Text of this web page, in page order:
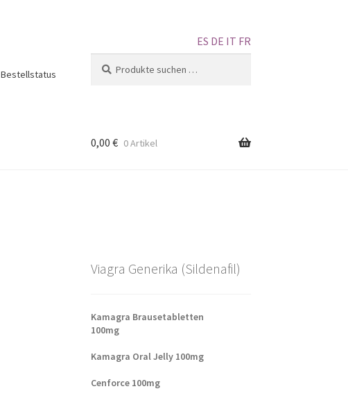
ES DE IT FR
Bestellstatus
0,00 € 0 Artikel
Viagra Generika (Sildenafil)
Kamagra Brausetabletten
100mg
Kamagra Oral Jelly 100mg
Cenforce 100mg